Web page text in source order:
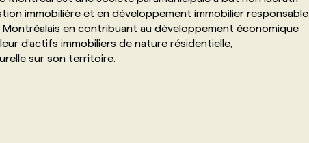
immobilière et en développement immobilier responsable,
Montréalais en contribuant au développement économique
d’actifs immobiliers de nature résidentielle,
sur son territoire.